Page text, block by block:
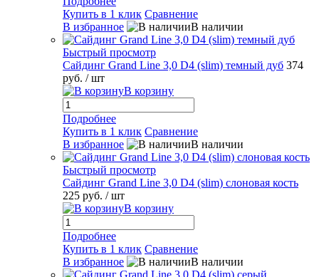
Купить в 1 клик Сравнение
В избранное
В наличии
Быстрый просмотр
Сайдинг Grand Line 3,0 D4 (slim) темный дуб 374
руб. / шт
В корзину
Подробнее
Купить в 1 клик Сравнение
В избранное
В наличии
Быстрый просмотр
Сайдинг Grand Line 3,0 D4 (slim) слоновая кость
225 руб. / шт
В корзину
Подробнее
Купить в 1 клик Сравнение
В избранное
В наличии